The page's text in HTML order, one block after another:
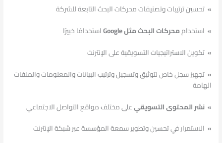
» تحسين ترتيبات وتصنيفات محركات البحث التابعة للشركة
» استخداممحركات البحث مثل Google
استخدامًا خبيرًا
» تكوين الاستراتيجيات التسويقية على الإنترنت
» تجهيز سجل خاص لتوثيق وتسجيل وترتيب البيانات والمعلومات والملفات
الهامة
» نشر المحتوى التسويقيعلى مختلف مواقع التواصل الاجتماعي
» الاستمرار في تحسين وتطوير سمعة المؤسسة عبر شبكة الإنترنت